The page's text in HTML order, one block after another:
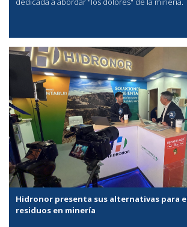
Hidronor presenta sus alternativas para
residuos en minería